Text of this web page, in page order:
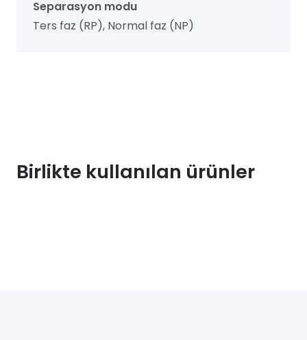
Separasyon modu
Ters faz (RP), Normal faz (NP)
Birlikte kullanılan ürünler